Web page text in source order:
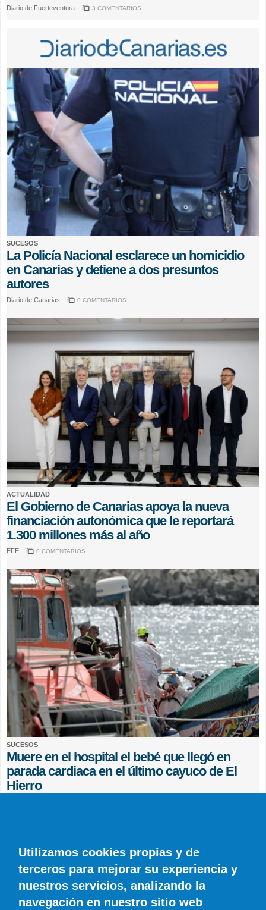
Diario de Fuerteventura 3 COMENTARIOS
SUCESOS
La Policía Nacional esclarece un homicidio
en Canarias y detiene a dos presuntos
autores
Diario de Canarias 0 COMENTARIOS
ACTUALIDAD
El Gobierno de Canarias apoya la nueva
financiación autonómica que le reportará
1.300 millones más al año
EFE 0 COMENTARIOS
SUCESOS
Muere en el hospital el bebé que llegó en
parada cardiaca en el último cayuco de El
Hierro
Utilizamos cookies propias y de
terceros para mejorar su experiencia y
nuestros servicios, analizando la
navegación en nuestro sitio web